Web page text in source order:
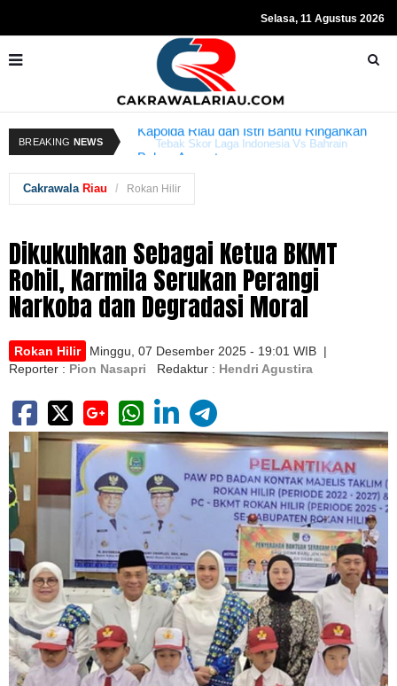
Selasa, 11 Agustus 2026
BREAKING NEWS
Vs Bahrain
Kapolda Riau dan Istri Bantu Ringankan
Cakrawala Riau Rokan Hilir
Dikukuhkan Sebagai Ketua BKMT
Rohil, Karmila Serukan Perangi
Narkoba dan Degradasi Moral
Rokan Hilir
Minggu, 07 Desember 2025 - 19:01 WIB |
Reporter : Pion Nasapri Redaktur : Hendri Agustira